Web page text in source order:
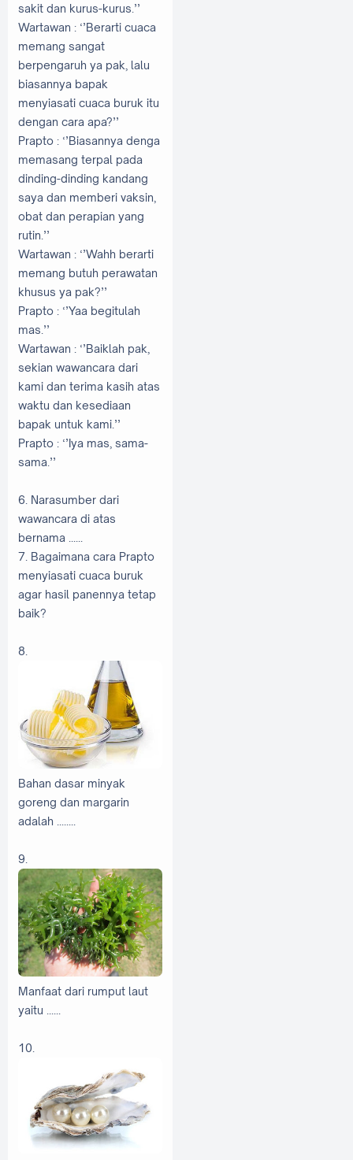
sakit dan kurus-kurus.’’
Wartawan : ‘’Berarti cuaca
memang sangat
berpengaruh ya pak, lalu
biasannya bapak
menyiasati cuaca buruk itu
dengan cara apa?’’
Prapto : ‘’Biasannya denga
memasang terpal pada
dinding-dinding kandang
saya dan memberi vaksin,
obat dan perapian yang
rutin.’’
Wartawan : ‘’Wahh berarti
memang butuh perawatan
khusus ya pak?’’
Prapto : ‘’Yaa begitulah
mas.’’
Wartawan : ‘’Baiklah pak,
sekian wawancara dari
kami dan terima kasih atas
waktu dan kesediaan
bapak untuk kami.’’
Prapto : ‘’Iya mas, sama-
sama.’’
6. Narasumber dari
wawancara di atas
bernama ......
7. Bagaimana cara Prapto
menyiasati cuaca buruk
agar hasil panennya tetap
baik?
8.
Bahan dasar minyak
goreng dan margarin
adalah ........
9.
Manfaat dari rumput laut
yaitu ......
10.